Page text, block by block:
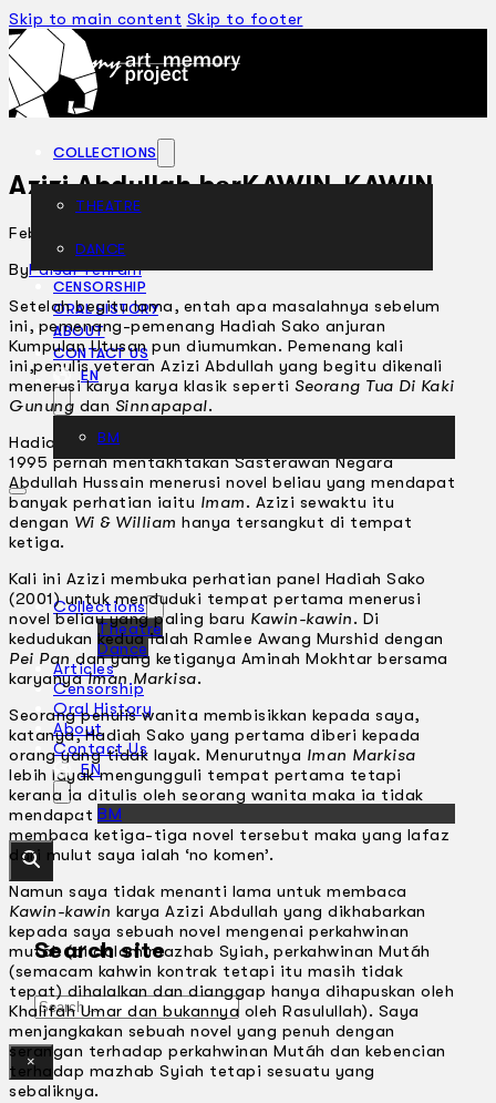
Skip to main content Skip to footer
COLLECTIONS
THEATRE
DANCE
CENSORSHIP
ORAL HISTORY
ABOUT
CONTACT US
EN
BM
Collections
Theatre
Dance
Articles
Censorship
Oral History
About
Contact Us
EN
BM
Search site
Search
×
Azizi Abdullah berKAWIN-KAWIN
February 5, 2002
ByFaisal Tehrani
Setelah begitu lama, entah apa masalahnya sebelum
ini, pemenang-pemenang Hadiah Sako anjuran
Kumpulan Utusan pun diumumkan. Pemenang kali
ini,penulis veteran Azizi Abdullah yang begitu dikenali
menerusi karya­ karya klasik seperti Seorang Tua Di Kaki
Gunung dan Sinnapapal.
Hadiah Sako yang pertama kali dianjurkan pada tahun
1995 pernah mentakhtakan Sasterawan Negara
Abdullah Hussain menerusi novel beliau yang mendapat
banyak perhatian iaitu Imam. Azizi sewaktu itu
dengan Wi & William hanya tersangkut di tempat
ketiga.
Kali ini Azizi membuka perhatian panel Hadiah Sako
(2001) untuk menduduki tempat pertama menerusi
novel beliau yang paling baru Kawin-kawin. Di
kedudukan kedua ialah Ramlee Awang Murshid dengan
Pei Pan dan yang ketiganya Aminah Mokhtar bersama
karyanyaIman Markisa.
Seorang penulis wanita membisikkan kepada saya,
katanya, Hadiah Sako yang pertama diberi kepada
orang yang tidak layak. Menurutnya Iman Markisa
lebih layak mengungguli tempat pertama tetapi
kerana ia ditulis oleh seorang wanita maka ia tidak
mendapat penilaian yang sepatutnya. Saya belum
membaca ketiga-tiga novel tersebut maka yang lafaz
dari mulut saya ialah ‘no komen’.
Namun saya tidak menanti lama untuk membaca
Kawin-kawin karya Azizi Abdullah yang dikhabarkan
kepada saya sebuah novel mengenai perkahwinan
mutáh (di dalam mazhab Syiah, perkahwinan Mutáh
(semacam kahwin kontrak tetapi itu masih tidak
tepat) dihalalkan dan dianggap hanya dihapuskan oleh
Khalifah Umar dan bukannya oleh Rasulullah). Saya
menjangkakan sebuah novel yang penuh dengan
serangan terhadap perkahwinan Mutáh dan kebencian
terhadap mazhab Syiah tetapi sesuatu yang
sebaliknya.